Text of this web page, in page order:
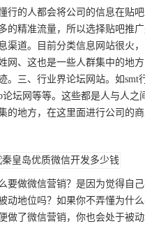
行的人都会将公司的信息在贴吧
的精准流量，所以选择贴吧推
渠道。目前分类信息网站很火
网、这也是一些人群集中的地方
。三、行业界论坛网站。如smt
论坛网等等。这些都是人与人之
的地方，在这里面进行公司的
要做微信营销？是因为觉得自
动地位吗？如果你不弄懂为什
做了微信营销，你也会处于被